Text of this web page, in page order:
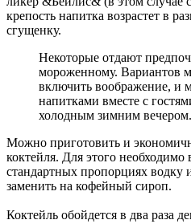
крепость напитка возрастет в
сгущенку.
Некоторые отдают
мороженному. Вариантов
включить воображение, и
напитками вместе с
холодным зимним вечером.
Можно приготовить и
коктейля. Для этого необходимо
стандартных пропорциях водку
заменить на кофейный сироп.
Коктейль обойдется в два раза